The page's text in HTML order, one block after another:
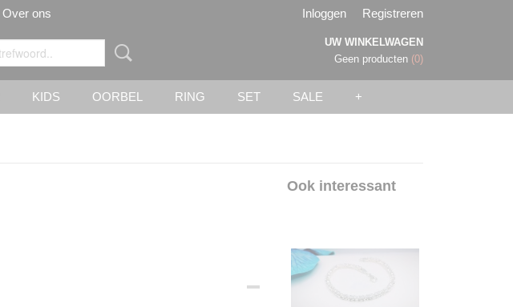
Over ons Inloggen Registreren
UW WINKELWAGEN
Geen producten (0)
KIDS OORBEL RING SET SALE +
Ook interessant